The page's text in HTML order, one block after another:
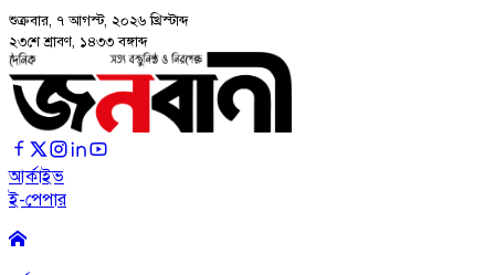
শুক্রবার, ৭ আগস্ট, ২০২৬ খ্রিস্টাব্দ
২৩শে শ্রাবণ, ১৪৩৩ বঙ্গাব্দ
আর্কাইভ
ই-পেপার